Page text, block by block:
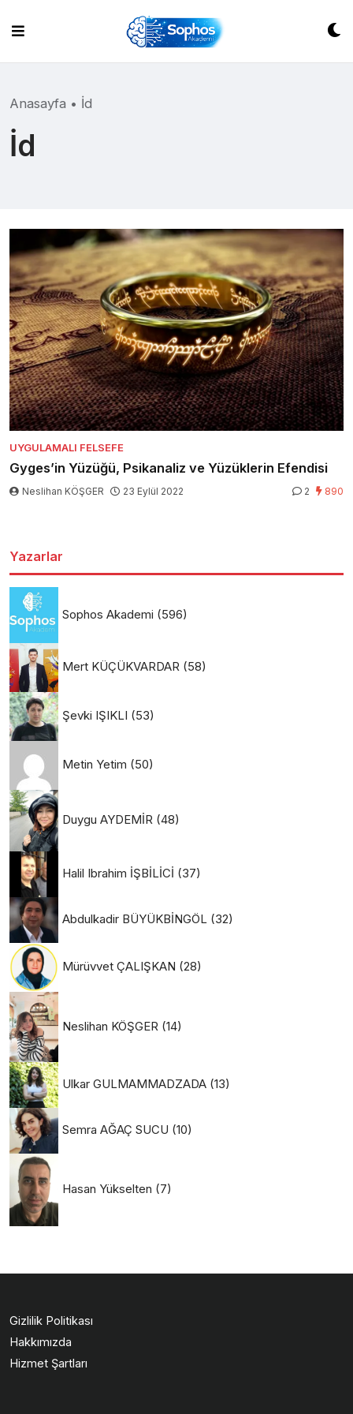
content
Anasayfa • İd
İd
UYGULAMALI FELSEFE
Gyges’in Yüzüğü, Psikanaliz ve Yüzüklerin Efendisi
Neslihan KÖŞGER 23 Eylül 2022 2 890
Yazarlar
Sophos Akademi (596)
Mert KÜÇÜKVARDAR (58)
Şevki IŞIKLI (53)
Metin Yetim (50)
Duygu AYDEMİR (48)
Halil Ibrahim İŞBİLİCİ (37)
Abdulkadir BÜYÜKBİNGÖL (32)
Mürüvvet ÇALIŞKAN (28)
Neslihan KÖŞGER (14)
Ulkar GULMAMMADZADA (13)
Semra AĞAÇ SUCU (10)
Hasan Yükselten (7)
Gizlilik Politikası
Hakkımızda
Hizmet Şartları